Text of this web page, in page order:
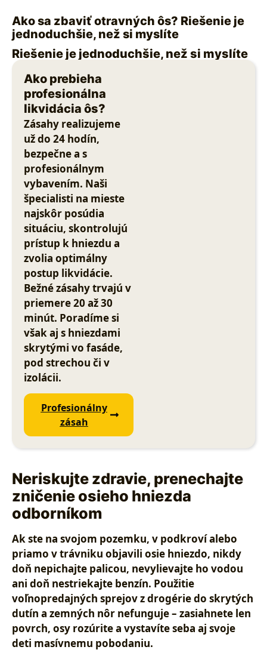
Ako sa zbaviť otravných ôs? Riešenie je
jednoduchšie, než si myslíte
Riešenie je jednoduchšie, než si myslíte
Ako prebieha
profesionálna
likvidácia ôs?
Zásahy realizujeme
už do 24 hodín,
bezpečne a s
profesionálnym
vybavením. Naši
špecialisti na mieste
najskôr posúdia
situáciu, skontrolujú
prístup k hniezdu a
zvolia optimálny
postup likvidácie.
Bežné zásahy trvajú v
priemere 20 až 30
minút. Poradíme si
však aj s hniezdami
skrytými vo fasáde,
pod strechou či v
izolácii.
Profesionálny
zásah
Neriskujte zdravie, prenechajte
zničenie osieho hniezda
odborníkom
Ak ste na svojom pozemku, v podkroví alebo
priamo v trávniku objavili osie hniezdo, nikdy
doň nepichajte palicou, nevylievajte ho vodou
ani doň nestriekajte benzín. Použitie
voľnopredajných sprejov z drogérie do skrytých
dutín a zemných nôr nefunguje – zasiahnete len
povrch, osy rozúrite a vystavíte seba aj svoje
deti masívnemu pobodaniu.